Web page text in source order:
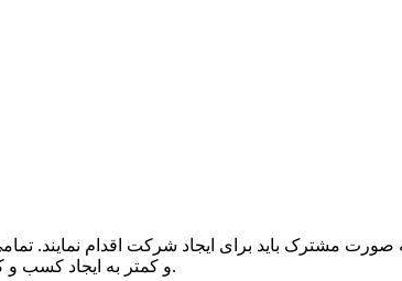
صورت مشترک باید برای ایجاد شرکت اقدام نمایند.
و کمتر به ایجاد کسب و کار شخصی در آلمان می‌پردازند. حداقل دو نفر باید به صورت شرکا باشند و یک نفر از آن‌ها به صورت انتخابی شخص اول باشد.